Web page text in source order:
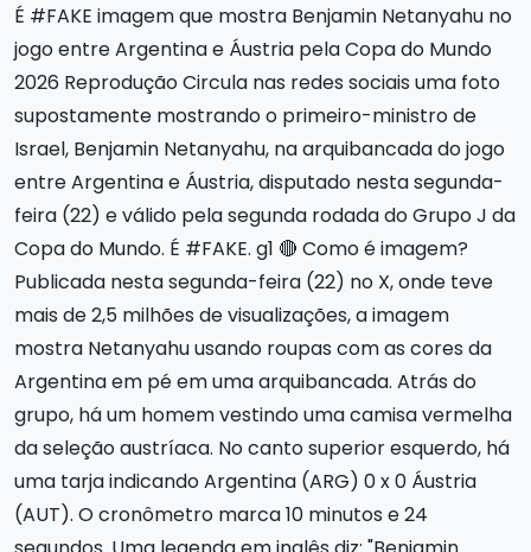
É #FAKE imagem que mostra Benjamin Netanyahu no
jogo entre Argentina e Áustria pela Copa do Mundo
2026 Reprodução Circula nas redes sociais uma foto
supostamente mostrando o primeiro-ministro de
Israel, Benjamin Netanyahu, na arquibancada do jogo
entre Argentina e Áustria, disputado nesta segunda-
feira (22) e válido pela segunda rodada do Grupo J da
Copa do Mundo. É #FAKE. g1 🔴 Como é imagem?
Publicada nesta segunda-feira (22) no X, onde teve
mais de 2,5 milhões de visualizações, a imagem
mostra Netanyahu usando roupas com as cores da
Argentina em pé em uma arquibancada. Atrás do
grupo, há um homem vestindo uma camisa vermelha
da seleção austríaca. No canto superior esquerdo, há
uma tarja indicando Argentina (ARG) 0 x 0 Áustria
(AUT). O cronômetro marca 10 minutos e 24